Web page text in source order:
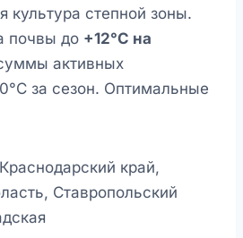
культура степной зоны.
почвы до +12°C на
активных
за сезон. Оптимальные
край,
Ставропольский